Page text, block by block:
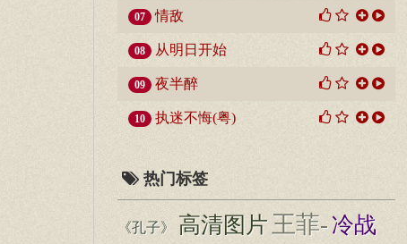
07 情敌
08 从明日开始
09 夜半醉
10 执迷不悔(粤)
热门标签
《孔子》 高清图片王菲-冷战